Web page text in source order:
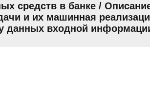
средств в банке /
и их машинная
данных входной